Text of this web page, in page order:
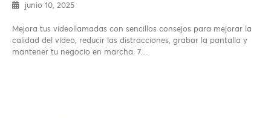
junio 10, 2025
Mejora tus videollamadas con sencillos consejos para mejorar la
calidad del vídeo, reducir las distracciones, grabar la pantalla y
mantener tu negocio en marcha. 7…